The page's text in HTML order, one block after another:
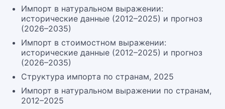
Импорт в натуральном выражении:
исторические данные (2012–2025) и прогноз
(2026–2035)
Импорт в стоимостном выражении:
исторические данные (2012–2025) и прогноз
(2026–2035)
Структура импорта по странам, 2025
Импорт в натуральном выражении по странам,
2012–2025